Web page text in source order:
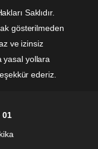
Saklıdır.
gösterilmeden
ve izinsiz
yasal yollara
ederiz.
01